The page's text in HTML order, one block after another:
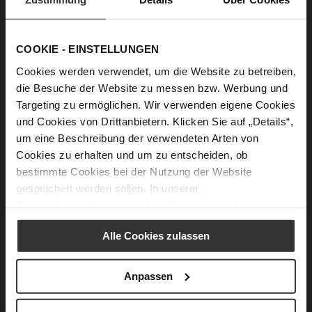
COOKIE - EINSTELLUNGEN
Cookies werden verwendet, um die Website zu betreiben,
die Besuche der Website zu messen bzw. Werbung und
Targeting zu ermöglichen. Wir verwenden eigene Cookies
und Cookies von Drittanbietern. Klicken Sie auf „Details“,
um eine Beschreibung der verwendeten Arten von
Cookies zu erhalten und um zu entscheiden, ob
bestimmte Cookies bei der Nutzung der Website
gespeichert werden sollen. In unserer
Alle Cookies zulassen
Anpassen
Anmelden
Passwort vergessen?
Neue Kunden
Ein Konto zu erstellen hat viele Vorteile: schneller zur Kasse
gehen, mehr als eine Adresse speichern, Bestellungen